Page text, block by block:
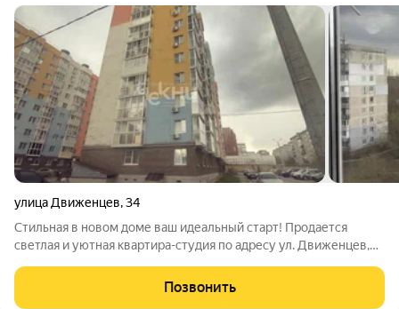
улица Движенцев,34
Стильная в новом доме ваш идеальный старт! Продается
светлая и уютная квартира-студия по адресу ул. Движенцев,
выгодной инвестиции. О квартире: Этаж: 7-й оптимальная
высота, отличный вид из
Позвонить